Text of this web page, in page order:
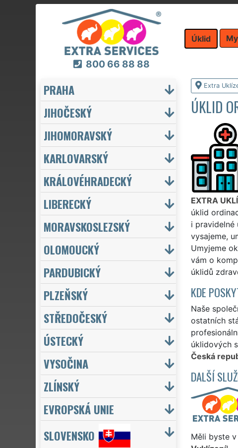
800 66 88 88
Úklid
Extra
ÚKLID
EXTRA
úklid
i pravidelné
vysajeme,
Umyjeme
vám o
úklidů
KDE
Naše
ostatních
úklidových
Česká
DALŠÍ
Měli byste
PRAHA
JIHOČESKÝ
JIHOMORAVSKÝ
KARLOVARSKÝ
KRÁLOVÉHRADECKÝ
LIBERECKÝ
MORAVSKOSLEZSKÝ
OLOMOUCKÝ
PARDUBICKÝ
PLZEŇSKÝ
STŘEDOČESKÝ
ÚSTECKÝ
VYSOČINA
ZLÍNSKÝ
EVROPSKÁ UNIE
SLOVENSKO